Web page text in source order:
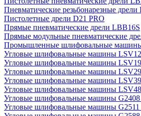
Пневматические резьбонарезные дрели
Пистолетные дрели D21 PRO
Прямые пневматические дрели LBB16S
Прямые модульные пневматические
Промышленные шлифовальные
Угловые шлифовальные машины LSV12
Угловые шлифовальные машины LSV19
Угловые шлифовальные машины LSV29
Угловые шлифовальные машины LSV39
Угловые шлифовальные машины LSV48
Угловые шлифовальные машины G2408
Угловые шлифовальные машины G2511